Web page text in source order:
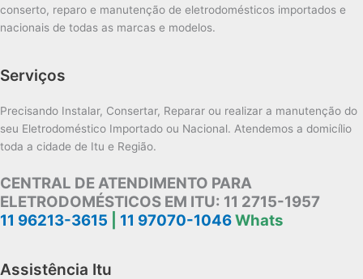
conserto, reparo e manutenção de eletrodomésticos importados e
nacionais de todas as marcas e modelos.
Serviços
Precisando Instalar, Consertar, Reparar ou realizar a manutenção do
seu Eletrodoméstico Importado ou Nacional. Atendemos a domicílio
toda a cidade de Itu e Região.
CENTRAL DE ATENDIMENTO PARA
ELETRODOMÉSTICOS EM ITU: 11 2715-1957
11 96213-3615
11 97070-1046Whats
Assistência Itu